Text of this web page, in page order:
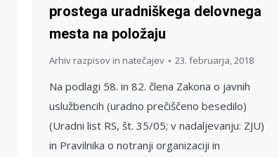
prostega uradniškega delovnega
mesta na položaju
Arhiv razpisov in natečajev 23. februarja, 2018
Na podlagi 58. in 82. člena Zakona o javnih
uslužbencih (uradno prečiščeno besedilo)
(Uradni list RS, št. 35/05; v nadaljevanju: ZJU)
in Pravilnika o notranji organizaciji in